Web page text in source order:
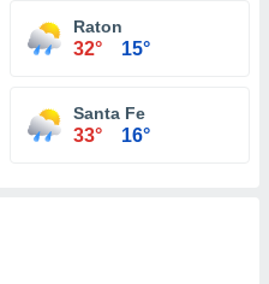
Raton
32° 15°
Santa Fe
33° 16°